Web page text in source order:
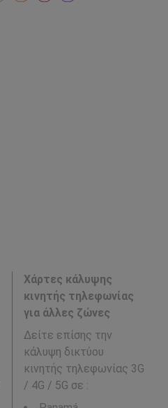
Χάρτες κάλυψης
κινητής τηλεφωνίας
για άλλες ζώνες
Δείτε επίσης την
κάλυψη δικτύου
κινητής τηλεφωνίας 3G
/ 4G / 5G σε :